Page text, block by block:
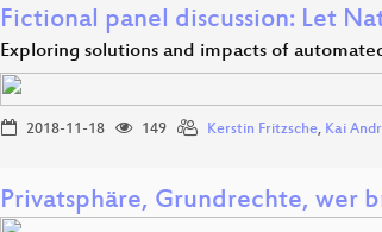
Fictional panel discussion: Let
Exploring solutions and impacts of
2018-11-18 149 Kerstin Fritzsche, Kai
Privatsphäre, Grundrechte, wer